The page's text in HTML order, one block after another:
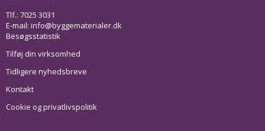
Tlf.: 7025 3031
E-mail: info@byggematerialer.dk
Besøgsstatistik
Tilføj din virksomhed
Tidligere nyhedsbreve
Kontakt
Cookie og privatlivspolitik